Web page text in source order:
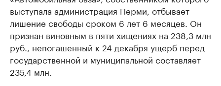
выступала администрация Перми, отбывает
лишение свободы сроком 6 лет 6 месяцев. Он
признан виновным в пяти хищениях на 238,3 млн
руб., непогашенный к 24 декабря ущерб перед
государственной и муниципальной составляет
235,4 млн.